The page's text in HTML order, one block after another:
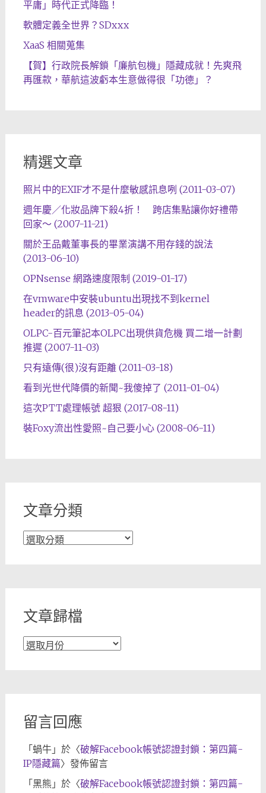
平庸」時代正式降臨！
軟體定義全世界？SDxxx
XaaS 相關蒐集
【賀】行政院長解鎖「廉航包機」隱藏成就！先爽飛
再匯款，華航這波虧本生意做得很「功德」？
精選文章
照片中的EXIF才不是什麼敏感訊息咧 (2011-03-07)
週年慶／化妝品牌下殺4折！ 跨店集點讓你好禮帶
回家～ (2007-11-21)
關於王品戴董事長的畢業演講不用存錢的說法
(2013-06-10)
OPNsense 網路速度限制 (2019-01-17)
在vmware中安裝ubuntu出現找不到kernel
header的訊息 (2013-05-04)
OLPC-百元筆記本OLPC出現供貨危機 買二增一計劃
推遲 (2007-11-03)
只有遠傳(很)沒有距離 (2011-03-18)
看到光世代降價的新聞~我傻掉了 (2011-01-04)
這次PTT處理帳號 超狠 (2017-08-11)
裝Foxy流出性愛照~自己要小心 (2008-06-11)
文章分類
文
文章歸檔
文
留言回應
「 蝸牛」於〈破解Facebook帳號認證封鎖：第四篇-
IP隱藏篇〉發佈留言
「 黑熊 」於〈破解Facebook帳號認證封鎖：第四篇-